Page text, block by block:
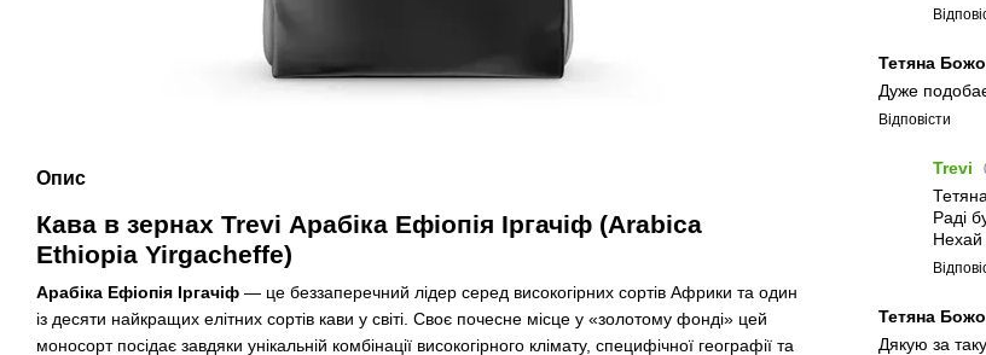
Опис
Кава в зернах Trevi Арабіка Ефіопія Іргачіф (Arabica
Ethiopia Yirgacheffe)
Арабіка Ефіопія Іргачіф — це беззаперечний лідер серед високогірних сортів Африки та один
із десяти найкращих елітних сортів кави у світі. Своє почесне місце у «золотому фонді» цей
моносорт посідає завдяки унікальній комбінації високогірного клімату, специфічної географії та
Тетяна
Дуже
Відповісти
Trevi
Раді
Нехай
Тетяна
Дякую за